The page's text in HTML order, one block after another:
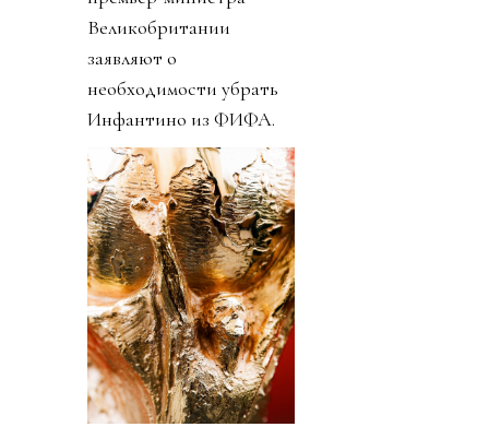
Великобритании
заявляют о
необходимости убрать
Инфантино из ФИФА.